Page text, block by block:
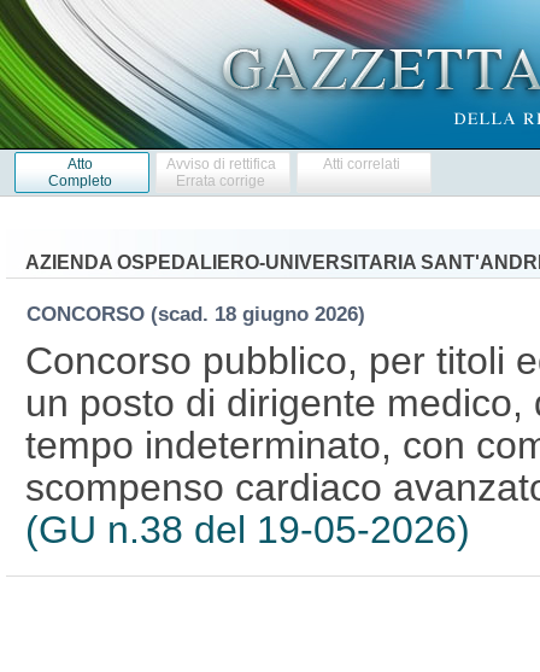
Atto
Completo
Avviso di rettifica
Errata corrige
Atti correlati
AZIENDA OSPEDALIERO-UNIVERSITARIA
CONCORSO (scad. 18 giugno 2026)
Concorso pubblico, per titoli
un posto di dirigente
tempo indeterminato, con
scompenso cardiaco
(GU n.38 del 19-05-2026)